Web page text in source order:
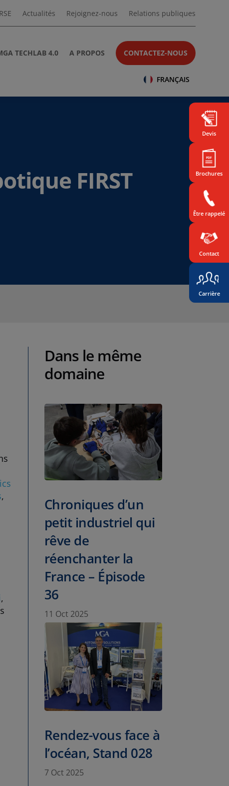
Actualités Rejoignez-nous Relations publiques
TECHLAB 4.0 A PROPOS CONTACTEZ-NOUS
FRANÇAIS
FIRST
,
,
Dans le même
domaine
Chroniques d’un
petit industriel qui
rêve de
réenchanter la
France – Épisode
36
11 Oct 2025
Rendez-vous face à
l’océan, Stand 028
7 Oct 2025
Devis
Brochures
Être rappelé
Contact
Carrière